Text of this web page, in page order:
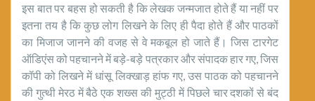
इस बात पर बहस हो सकती है कि लेखक जन्मजात होते हैं या नहीं पर
इतना तय है कि कुछ लोग लिखने के लिए ही पैदा होते हैं और पाठकों
का मिजाज जानने की वजह से वे मकबूल हो जाते हैं। जिस टारगेट
ऑडिएंस को पहचानने में बड़े-बड़े पत्रकार और संपादक हार गए, जिस
कॉपी को लिखने में धांसू लिक्खाड़ हांफ गए, उस पाठक को पहचानने
की गुत्थी मेरठ में बैठे एक शख्स की मुट्ठी में पिछले चार दशकों से बंद